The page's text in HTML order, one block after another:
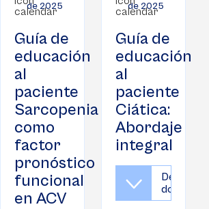
de 2025
Guía de
educación
al
paciente
Sarcopenia
como
factor
pronóstico
funcional
en ACV
de 2025
Guía de
educación
al
paciente
Ciática:
Abordaje
integral
Descargar
documento